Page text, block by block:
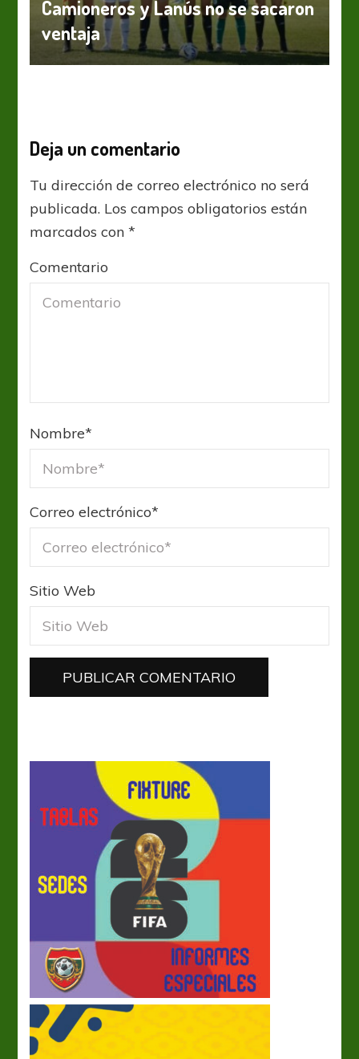
Camioneros y Lanús no se sacaron
ventaja
Deja un comentario
Tu dirección de correo electrónico no será
publicada. Los campos obligatorios están
marcados con*
Comentario
Nombre*
Correo electrónico*
Sitio Web